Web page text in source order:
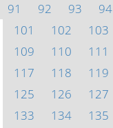
91
92 93 94
101
102 103
109
110 111
117
118 119
125
126 127
133
134 135